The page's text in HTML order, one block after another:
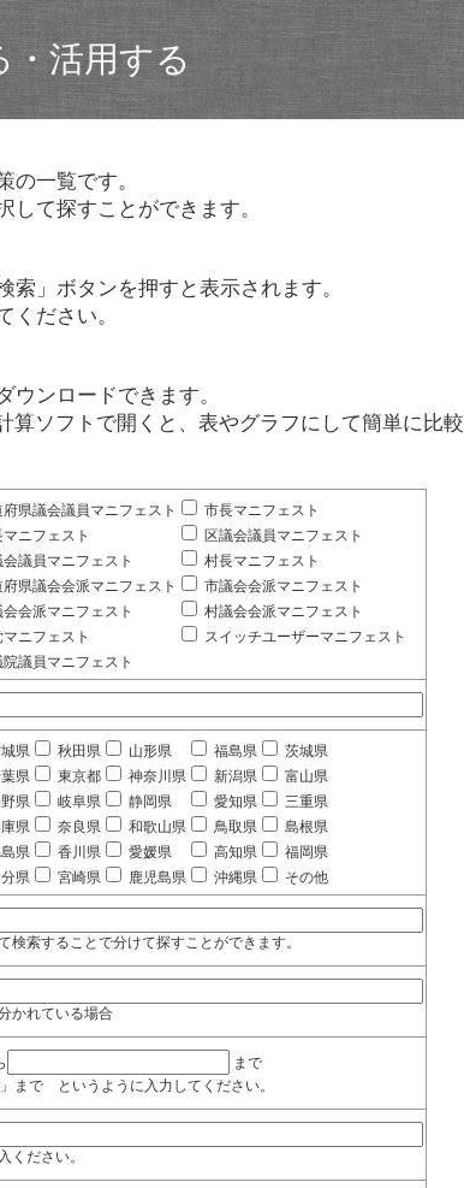
・活用する
の一覧です。
て探すことができます。
」ボタンを押すと表示されます。
ください。
ンロードできます。
ソフトで開くと、表やグラフにして簡単に比較
府県議会議員マニフェスト
市長マニフェスト
マニフェスト
区議会議員マニフェスト
会議員マニフェスト
村長マニフェスト
府県議会会派マニフェスト
市議会会派マニフェスト
会会派マニフェスト
村議会会派マニフェスト
ニフェスト
スイッチユーザーマニフェスト
院議員マニフェスト
県 秋田県 山形県 福島県
茨城県
県 東京都 神奈川県 新潟県
富山県
県 岐阜県 静岡県 愛知県
三重県
県 奈良県 和歌山県 鳥取県
島根県
県 香川県 愛媛県 高知県
福岡県
県 宮崎県 鹿児島県 沖縄県 その他
索することで分けて探すことができます。
かれている場合
まで
で というように入力してください。
ください。